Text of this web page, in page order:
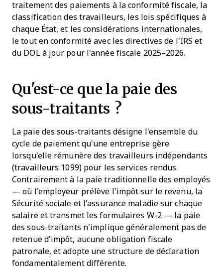
traitement des paiements à la conformité fiscale, la
classification des travailleurs, les lois spécifiques à
chaque État, et les considérations internationales,
le tout en conformité avec les directives de l'IRS et
du DOL à jour pour l'année fiscale 2025–2026.
Qu'est-ce que la paie des
sous-traitants ?
La paie des sous-traitants désigne l'ensemble du
cycle de paiement qu'une entreprise gère
lorsqu'elle rémunère des travailleurs indépendants
(travailleurs 1099) pour les services rendus.
Contrairement à la paie traditionnelle des employés
— où l'employeur prélève l'impôt sur le revenu, la
Sécurité sociale et l'assurance maladie sur chaque
salaire et transmet les formulaires W-2 — la paie
des sous-traitants n'implique généralement pas de
retenue d'impôt, aucune obligation fiscale
patronale, et adopte une structure de déclaration
fondamentalement différente.